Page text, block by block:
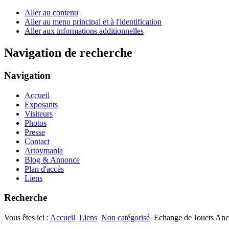
Aller au contenu
Aller au menu principal et à l'identification
Aller aux informations additionnelles
Navigation de recherche
Navigation
Accueil
Exposants
Visiteurs
Photos
Presse
Contact
Artoymania
Blog & Annonce
Plan d'accès
Liens
Recherche
Vous êtes ici : Accueil Liens Non catégorisé Echange de Jouets